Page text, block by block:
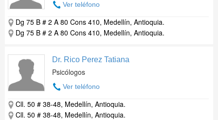
Ver teléfono
Dg 75 B # 2 A 80 Cons 410, Medellín, Antioquia.
Dg 75 B # 2 A 80 Cons 410, Medellín, Antioquia.
Dr. Rico Perez Tatiana
Psicólogos
Ver teléfono
Cll. 50 # 38-48, Medellín, Antioquia.
Cll. 50 # 38-48, Medellín, Antioquia.